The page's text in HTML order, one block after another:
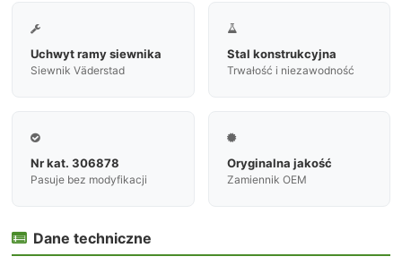

Uchwyt ramy siewnika
Siewnik Väderstad

Stal konstrukcyjna
Trwałość i niezawodność

Nr kat. 306878
Pasuje bez modyfikacji

Oryginalna jakość
Zamiennik OEM
 Dane techniczne